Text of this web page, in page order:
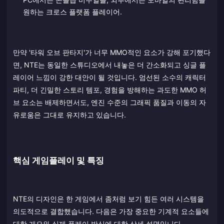
원하는 크로스 플랫폼 플레이어.
만약 '타워 오브 판타지'가 너무 MMO적인 요소가 강해 포기했다
면, NTE는 동일한 스튜디오에서 내놓은 더 간소화되고 싱글 플
레이어 느낌이 강한 대안이 될 것입니다. 엄선된 소수의 캐릭터
파티, 더 긴밀한 스토리 템포, 경험을 방해하는 과도한 MMO 허
브 요소는 배제하면서도, 엔진 수준의 그래픽 품질과 이동의 자
유로움은 그대로 유지하고 있습니다.
핵심 게임플레이 및 특징
NTE의 디자인은 한 게임에서 좀처럼 보기 힘든 여러 시스템을
의도적으로 결합했습니다. 다음은 가장 중요한 기계적 요소들에